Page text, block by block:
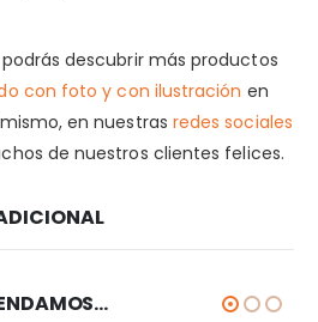
descubrir más productos
con foto y con ilustración en
en nuestras redes sociales
de nuestros clientes felices.